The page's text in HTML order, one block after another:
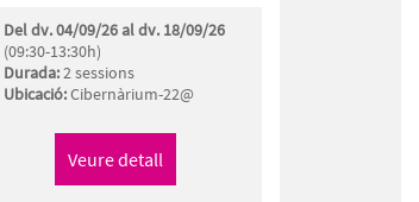
Del dv. 04/09/26 al dv. 18/09/26
(09:30-13:30h)
Durada:2 sessions
Ubicació:Cibernàrium-22@